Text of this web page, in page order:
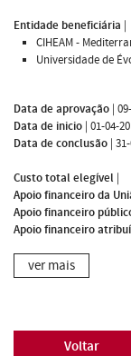
Entidade beneficiária |
CIHEAM -
Universidade de
Data de aprovação |
Data de inicio | 01-04-
Data de conclusão |
Custo total elegível |
Apoio financeiro da
Apoio financeiro
Apoio financeiro
ver mais
Voltar